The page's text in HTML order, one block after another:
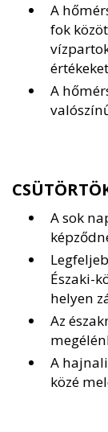
A
fok
A
A sok
Északi-
helyen
Az
A hajnali
közé